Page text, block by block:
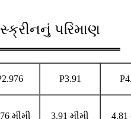
પરિમાણ
P3.91
મીમી 3.91 મીમી 4.81